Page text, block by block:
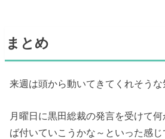
まとめ
来週は頭から動いてきてくれそうな
月曜日に黒田総裁の発言を受けて
ば付いていこうかな～といった感じ